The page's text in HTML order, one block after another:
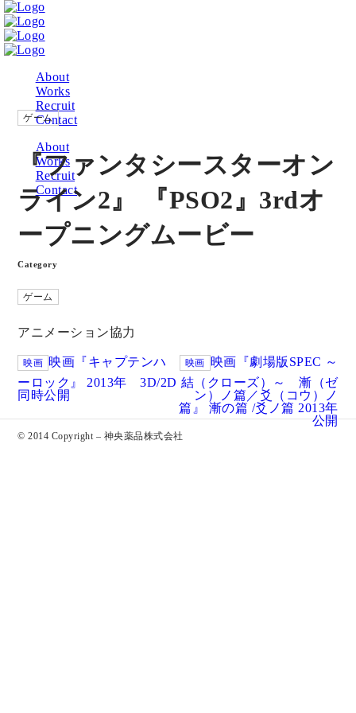
About
Works
Recruit
Contact
About
Works
Recruit
Contact
ゲーム
『ファンタシースターオン
ライン2』 『PSO2』3rdオ
ープニングムービー
Category
ゲーム
アニメーション協力
映画 映画『キャプテンハ
ーロック』 2013年 3D/2D
同時公開
映画
映画『劇場版SPEC ～
結（クローズ）～ 漸（ゼ
ン）ノ篇／爻（コウ）ノ
篇』 漸の篇 /爻ノ篇 2013年
公開
© 2014 Copyright – 神央薬品株式会社